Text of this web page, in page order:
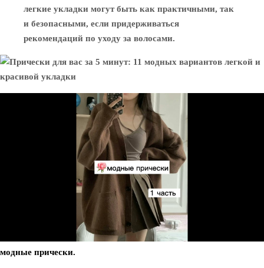
легкие укладки могут быть как практичными, так
и безопасными, если придерживаться
рекомендаций по уходу за волосами.
модные прически.